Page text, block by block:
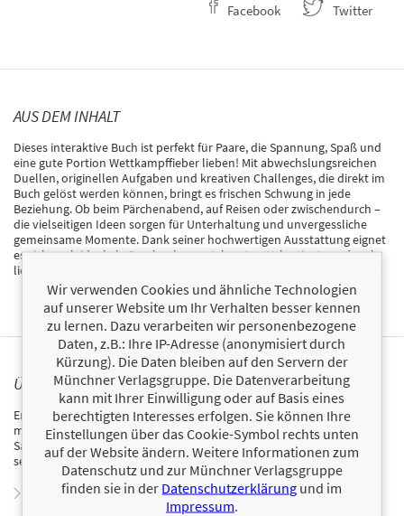
Facebook Twitter
AUS DEM INHALT
Dieses interaktive Buch ist perfekt für Paare, die Spannung, Spaß und
eine gute Portion Wettkampffieber lieben! Mit abwechslungsreichen
Duellen, originellen Aufgaben und kreativen Challenges, die direkt im
Buch gelöst werden können, bringt es frischen Schwung in jede
Beziehung. Ob beim Pärchenabend, auf Reisen oder zwischendurch –
die vielseitigen Ideen sorgen für Unterhaltung und unvergessliche
gemeinsame Momente. Dank seiner hochwertigen Ausstattung eignet
es sich auch ideal als Geschenk zum Jahrestag, Valentinstag oder als
liebevolle Aufmerksamkeit zwischendurch. Stift raus – und los geht’s!
ÜBER EMMA HEGEMANN
Emma Hegemann ist promovierte Literaturwissenschaftlerin. Nach
mehreren Jahren als Lektorin in den verschiedensten Münchner
Sachbuchverlagen hat sie sich als Autorin und Spielentwicklerin
selbstständig gemacht. Hegemann lebt und arbeitet bei Bamberg.
Zum Profil von Emma Hegemann
Wir verwenden Cookies und ähnliche Technologien
auf unserer Website um Ihr Verhalten besser kennen
zu lernen. Dazu verarbeiten wir personenbezogene
Daten, z.B.: Ihre IP-Adresse (anonymisiert durch
Kürzung). Die Daten bleiben auf den Servern der
Münchner Verlagsgruppe. Die Datenverarbeitung
kann mit Ihrer Einwilligung oder auf Basis eines
berechtigten Interesses erfolgen. Sie können Ihre
Einstellungen über das Cookie-Symbol rechts unten
auf der Website ändern. Weitere Informationen zum
Datenschutz und zur Münchner Verlagsgruppe
finden sie in der Datenschutzerklärung und im
Impressum.